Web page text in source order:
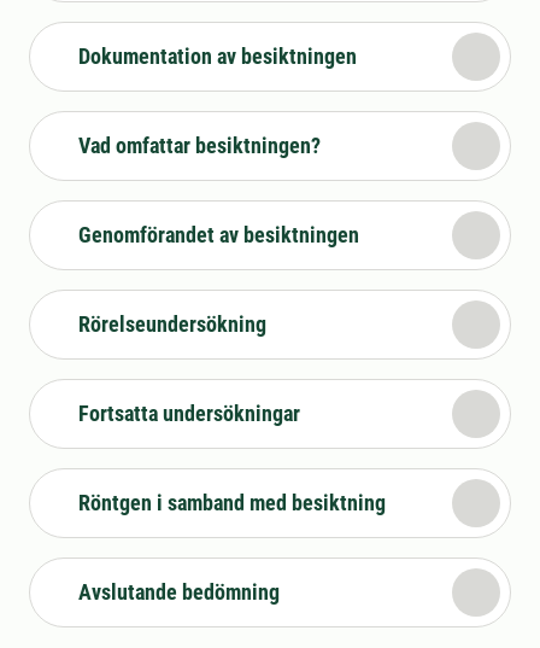
Dokumentation av besiktningen
Vad omfattar besiktningen?
Genomförandet av besiktningen
Rörelseundersökning
Fortsatta undersökningar
Röntgen i samband med besiktning
Avslutande bedömning